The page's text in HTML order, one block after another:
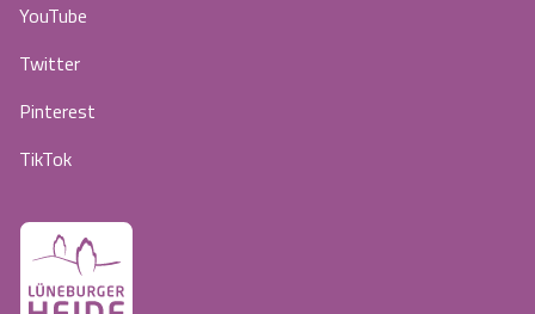
YouTube
Twitter
Pinterest
TikTok